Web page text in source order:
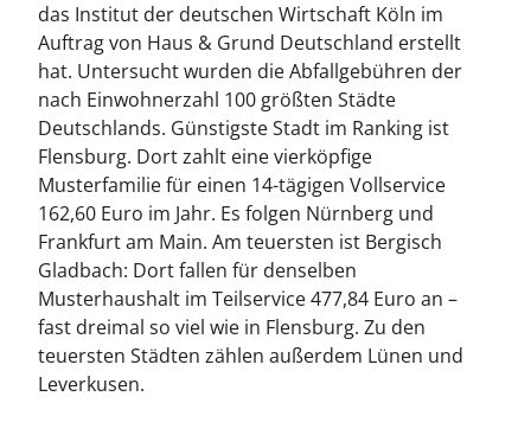
Kontakt
das Institut der deutschen Wirtschaft Köln im
Auftrag von Haus & Grund Deutschland erstellt
hat. Untersucht wurden die Abfallgebühren der
nach Einwohnerzahl 100 größten Städte
Deutschlands. Günstigste Stadt im Ranking ist
Flensburg. Dort zahlt eine vierköpfige
Musterfamilie für einen 14-tägigen Vollservice
162,60 Euro im Jahr. Es folgen Nürnberg und
Frankfurt am Main. Am teuersten ist Bergisch
Gladbach: Dort fallen für denselben
Musterhaushalt im Teilservice 477,84 Euro an –
fast dreimal so viel wie in Flensburg. Zu den
teuersten Städten zählen außerdem Lünen und
Leverkusen.